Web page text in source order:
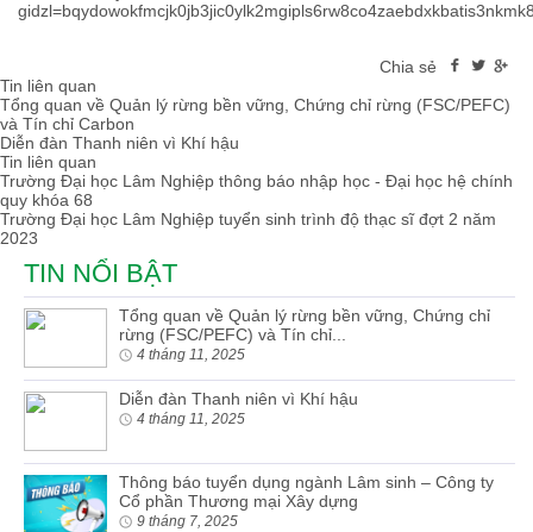
Chia sẻ
Tin liên quan
Tổng quan về Quản lý rừng bền vững, Chứng chỉ rừng (FSC/PEFC)
và Tín chỉ Carbon
Diễn đàn Thanh niên vì Khí hậu
Tin liên quan
Trường Đại học Lâm Nghiệp thông báo nhập học - Đại học hệ chính
quy khóa 68
Trường Đại học Lâm Nghiệp tuyển sinh trình độ thạc sĩ đợt 2 năm
2023
TIN NỔI BẬT
Tổng quan về Quản lý rừng bền vững, Chứng chỉ
rừng (FSC/PEFC) và Tín chỉ...
4 tháng 11, 2025
Diễn đàn Thanh niên vì Khí hậu
4 tháng 11, 2025
Thông báo tuyển dụng ngành Lâm sinh – Công ty
Cổ phần Thương mại Xây dựng
9 tháng 7, 2025